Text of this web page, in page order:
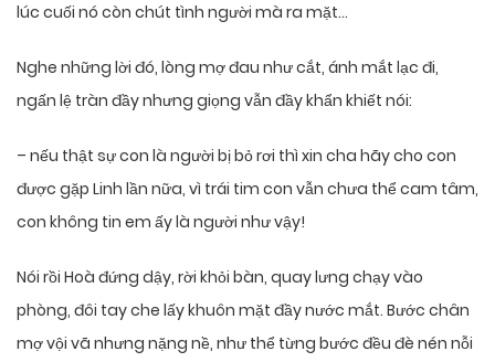
lúc cuối nó còn chút tình người mà ra mặt…
Nghe những lời đó, lòng mợ đau như cắt, ánh mắt lạc đi,
ngấn lệ tràn đầy nhưng giọng vẫn đầy khẩn khiết nói:
– nếu thật sự con là người bị bỏ rơi thì xin cha hãy cho con
được gặp Linh lần nữa, vì trái tim con vẫn chưa thể cam tâm,
con không tin em ấy là người như vậy!
Nói rồi Hoà đứng dậy, rời khỏi bàn, quay lưng chạy vào
phòng, đôi tay che lấy khuôn mặt đầy nước mắt. Bước chân
mợ vội vã nhưng nặng nề, như thể từng bước đều đè nén nỗi